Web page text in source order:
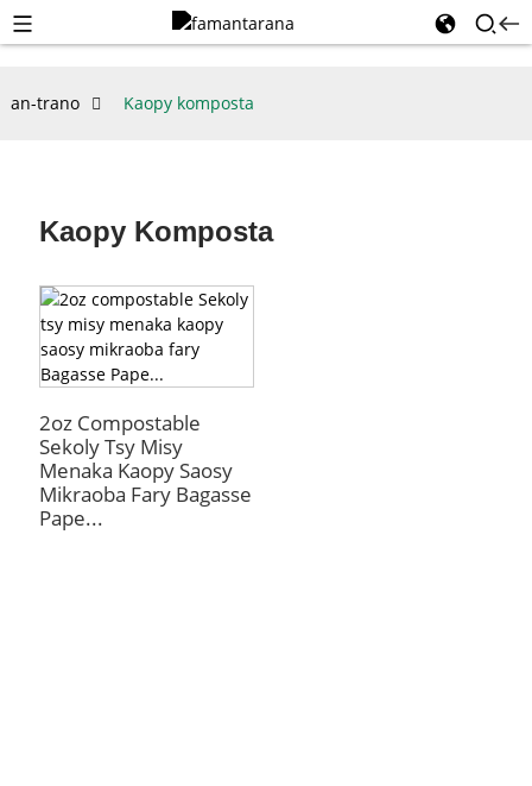
an-trano Kaopy komposta
Kaopy Komposta
2oz Compostable
Sekoly Tsy Misy
Menaka Kaopy Saosy
Mikraoba Fary Bagasse
Pape...